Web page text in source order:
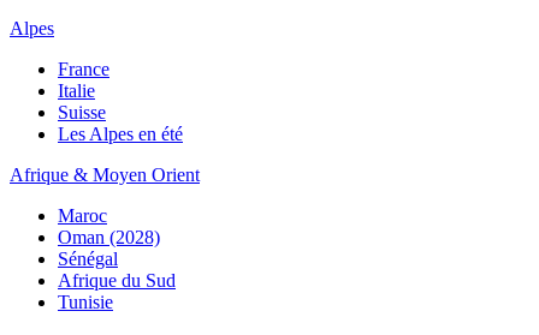
Alpes
France
Italie
Suisse
Les Alpes en été
Afrique & Moyen Orient
Maroc
Oman (2028)
Sénégal
Afrique du Sud
Tunisie